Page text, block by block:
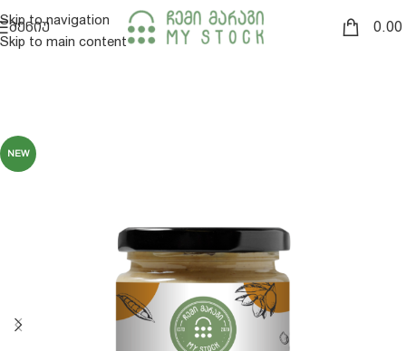
Skip to navigation
Skip to main content
ᲛᲔᲜᲘᲣ 0.00
NEW